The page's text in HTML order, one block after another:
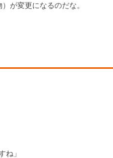
が変更になるのだな。
ね」